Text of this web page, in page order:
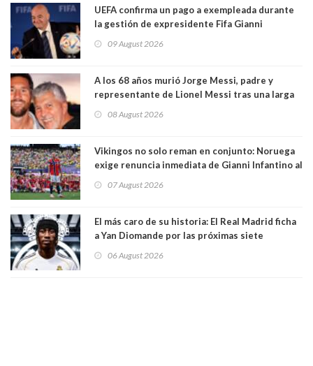
UEFA confirma un pago a exempleada durante
la gestión de expresidente Fifa Gianni
relación sentimental
09 August 2026
A los 68 años murió Jorge Messi, padre y
representante de Lionel Messi tras una larga
08 August 2026
Vikingos no solo reman en conjunto: Noruega
exige renuncia inmediata de Gianni Infantino al
07 August 2026
El más caro de su historia: El Real Madrid ficha
a Yan Diomande por las próximas siete
06 August 2026